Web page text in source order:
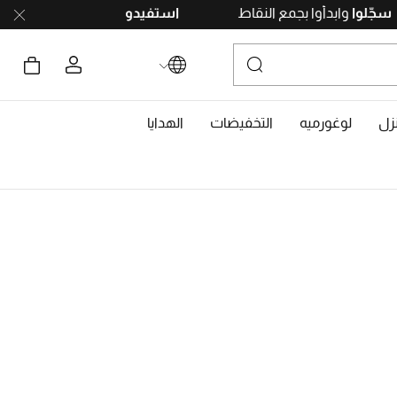
أندرويد.سجّلواوابدأوا بجمع النقاط استفيدوا من
لوغورميه التخفيضات الهدايا